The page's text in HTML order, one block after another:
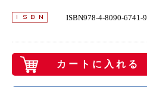
ISBN978-4-8090-6741-9
カートに入れる